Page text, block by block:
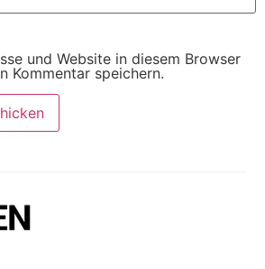
und Website in diesem Browser
Kommentar speichern.